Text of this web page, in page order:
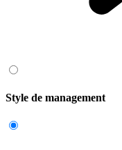
Style de management